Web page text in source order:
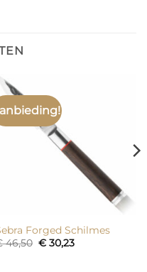
Forged Schilmes
46,50 Oorspronkelijke
€30,23Huidige